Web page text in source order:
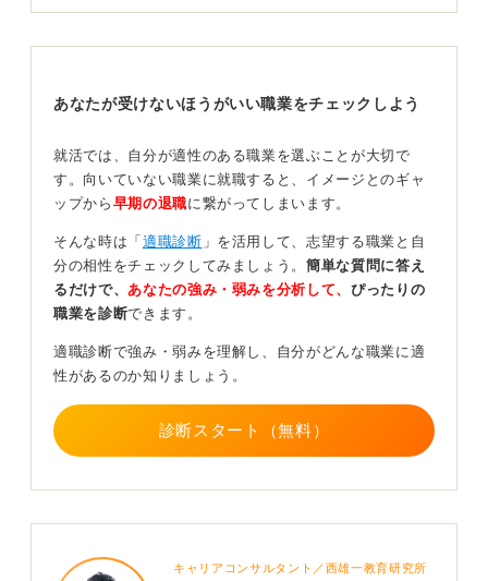
年間休日105日以下は注意すべき
ちなみに、法定の最低ラインは年間105日とされていま
あなたが受けないほうがいい職業をチェックしよう
就活では、自分が適性のある職業を選ぶことが大切で
す。向いていない職業に就職すると、イメージとのギャ
ップから 早期の退職に繋がってしまいます。
そんな時は「 適職診断 」を活用して、志望する職業と自
分の相性をチェックしてみましょう。簡単な質問に答え
るだけで、 あなたの強み・弱みを分析して、 ぴったりの
職業を診断できます。
適職診断で強み・弱みを理解し、自分がどんな職業に適
性があるのか知りましょう。
診断スタート（無料）
キャリアコンサルタント／西雄一教育研究所